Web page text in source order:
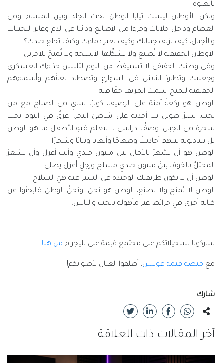
بالعنوة!
ولكن الأوطان ليست ثيابا الوطن تحت الجلد وبين المسام وفي
العظام وداخل خلاياك وجزءا من الأصابع وذائبا في الدم وعابرا للجينات
والأجيال، كيف تزيف جيناتك وكيف تغير دماءك وكيف تخلع جلدك؟
الأوطان الحقيقية لا تُصنع ولا تشكِّلها الأسلحة ولا تُمنحَ للآخرين.
وفي وطنك الحقيقي لا تستيقظُ من النوم لتلبس حذاءك العسكري
وجعبتك وتطاردُ الناسَ في الشوارع وتصطاد لغاتَهم وأسماءهم
الحقيقية لتمنح اسمكَ المزيف حقًا فيه.
الوطن هو ركعةٌ آمنة على الرصيف، كوبُ شايٍ في الصباح مع من
نحب، سيرٌ طويل بلا أحذية على شاطئ البحر، غرقٌ في النوم تحتَ
شجرة في الجبال، وصفُّ دراسي لا يتعلم فيهِ الأطفال ما هو الوطن
بل يتبادلونه بينهم أحاديثَ وطعامًا وألعابا وثيابًا وشجارَا.
الوطن هو أن تشعرَ بالأمان بين مليون جندي وأنت أعزل وأن يشعرَ
المحتلُّ بالخوف بينَ مليون جنديٍ مسلح ورجلٍ أعزل يصلي.
الوطن أن لا تكونَ طريقتك الوحيدة في السير فيه هيَ السلاح!
الوطن لا يُمنح ولا يصنع، الوطن هو نحن، ونحنُ الوطن فابحثوا عن
كناية أخرى في خرائط غير مأهولة بالحب والناس.
شاركونا تسجيلاتكم على مجتمع قيمة على تليجرام من هنا
مع منصة قيمة فويس، أطلقوا العنان لأصواتكم!
شارك
آخر المقالات ذات العلاقة